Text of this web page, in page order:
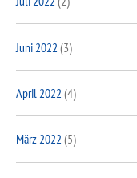
Juni 2022 (3)
April 2022 (4)
März 2022 (5)